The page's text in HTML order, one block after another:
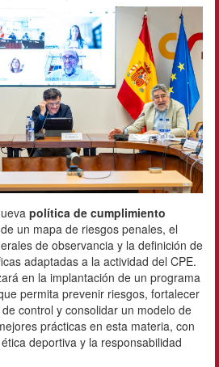
política de cumplimiento
un mapa de riesgos penales, el
de observancia y la definición de
adaptadas a la actividad del CPE.
en la implantación de un programa
permita prevenir riesgos, fortalecer
control y consolidar un modelo de
prácticas en esta materia, con
deportiva y la responsabilidad